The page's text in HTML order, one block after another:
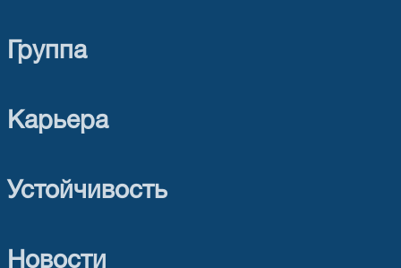
Группа
Карьера
Устойчивость
Новости